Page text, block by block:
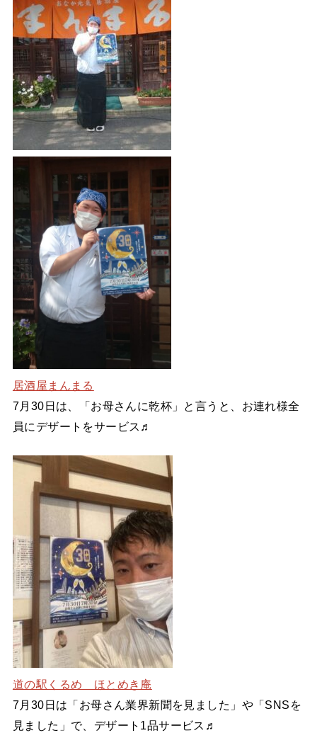
居酒屋まんまる
7月30日は、「お母さんに乾杯」と言うと、お連れ様全
員にデザートをサービス♬
道の駅くるめ ほとめき庵
7月30日は「お母さん業界新聞を見ました」や「SNSを
見ました」で、デザート1品サービス♬